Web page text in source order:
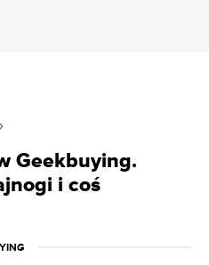
Geekbuying.
i coś